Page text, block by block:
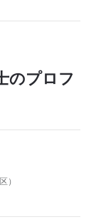
のプロフ
）